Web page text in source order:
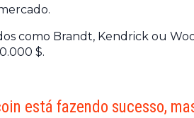
como Brandt, Kendrick ou
$.
está fazendo sucesso,